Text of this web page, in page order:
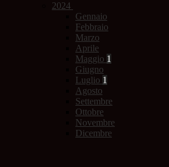
2024
Gennaio
Febbraio
Marzo
Aprile
Maggio 1
Giugno
Luglio 1
Agosto
Settembre
Ottobre
Novembre
Dicembre